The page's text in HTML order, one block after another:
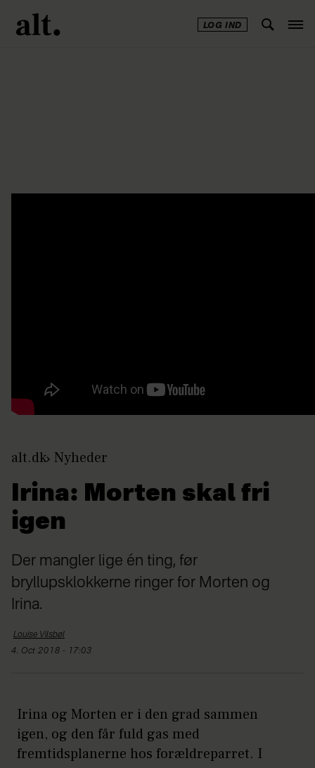
LOG IND
alt.dk Nyheder
Irina: Morten skal fri
igen
Der mangler lige én ting, før
bryllupsklokkerne ringer for Morten og
Irina.
Louise Vilsbøl
4. Oct 2018 - 17:03
Irina og Morten er i den grad sammen
igen, og den får fuld gas med
fremtidsplanerne hos forældreparret. I